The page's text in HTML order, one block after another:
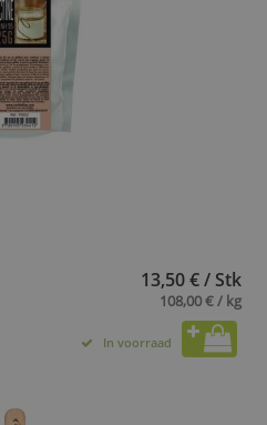
13,50 € / Stk
108,00 € / kg
In voorraad